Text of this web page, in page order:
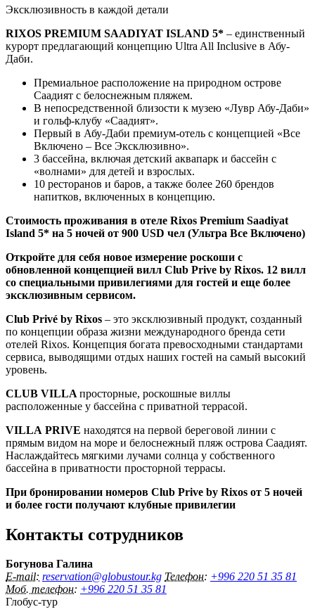
Эксклюзивность в каждой детали
RIXOS PREMIUM SAADIYAT ISLAND 5* – единственный
курорт предлагающий концепцию Ultra All Inclusive в Абу-
Даби.
Премиальное расположение на природном острове
Саадият с белоснежным пляжем.
В непосредственной близости к музею «Лувр Абу-Даби»
и гольф-клубу «Саадият».
Первый в Абу-Даби премиум-отель с концепцией «Все
Включено – Все Эксклюзивно».
3 бассейна, включая детский аквапарк и бассейн с
«волнами» для детей и взрослых.
10 ресторанов и баров, а также более 260 брендов
напитков, включенных в концепцию.
Стоимость проживания в отеле Rixos Premium Saadiyat
Island 5* на 5 ночей от 900 USD чел (Ультра Все Включено)
Откройте для себя новое измерение роскоши с
обновленной концепцией вилл Club Prive by Rixos. 12 вилл
со специальными привилегиями для гостей и еще более
эксклюзивным сервисом.
Club Privé by Rixos – это эксклюзивный продукт, созданный
по концепции образа жизни международного бренда сети
отелей Rixos. Концепция богата превосходными стандартами
сервиса, выводящими отдых наших гостей на самый высокий
уровень.
CLUB VILLA просторные, роскошные виллы
расположенные у бассейна с приватной террасой.
VILLA PRIVE находятся на первой береговой линии с
прямым видом на море и белоснежный пляж острова Саадият.
Наслаждайтесь мягкими лучами солнца у собственного
бассейна в приватности просторной террасы.
При бронировании номеров Club Prive by Rixos от 5 ночей
и более гости получают клубные привилегии
Контакты сотрудников
Богунова Галина
E-mail: reservation@globustour.kg Телефон: +996 220 51 35 81
Моб. телефон: +996 220 51 35 81
Глобус-тур